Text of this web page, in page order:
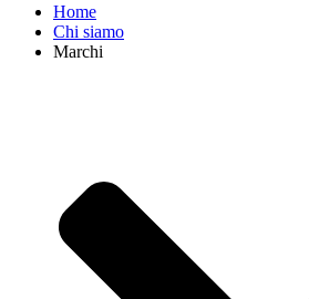
Home
Chi siamo
Marchi